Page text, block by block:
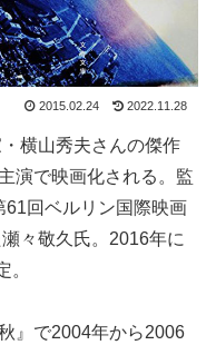
2015.02.24 2022.11.28
横山秀夫さんの傑作
演で映画化される。監
回ベルリン国際映画
々敬久氏。2016年に
。
』で2004年から2006